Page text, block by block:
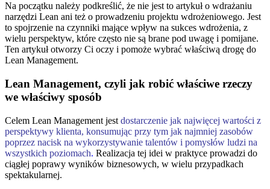
Na początku należy podkreślić, że nie jest to artykuł o wdrażaniu
narzędzi Lean ani też o prowadzeniu projektu wdrożeniowego. Jest
to spojrzenie na czynniki mające wpływ na sukces wdrożenia, z
wielu perspektyw, które często nie są brane pod uwagę i pomijane.
Ten artykuł otworzy Ci oczy i pomoże wybrać właściwą drogę do
Lean Management.
Lean Management, czyli jak robić właściwe rzeczy
we właściwy sposób
Celem Lean Management jest dostarczenie jak najwięcej wartości z
perspektywy klienta, konsumując przy tym jak najmniej zasobów
poprzez nacisk na wykorzystywanie talentów i pomysłów ludzi na
wszystkich poziomach. Realizacja tej idei w praktyce prowadzi do
ciągłej poprawy wyników biznesowych, w wielu przypadkach
spektakularnej.